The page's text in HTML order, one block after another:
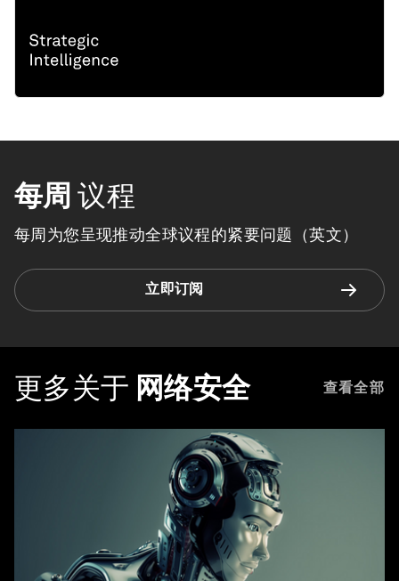
每周 议程
每周为您呈现推动全球议程的紧要问题（英文）
立即订阅
更多关于 网络安全 查看全部